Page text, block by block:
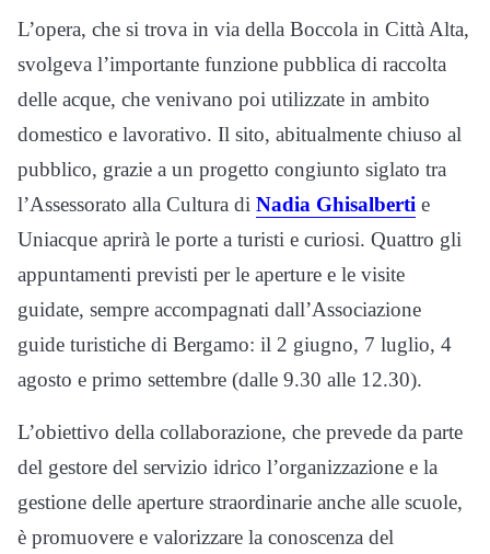
L’opera, che si trova in via della Boccola in Città Alta,
svolgeva l’importante funzione pubblica di raccolta
delle acque, che venivano poi utilizzate in ambito
domestico e lavorativo. Il sito, abitualmente chiuso al
pubblico, grazie a un progetto congiunto siglato tra
l’Assessorato alla Cultura di Nadia Ghisalberti e
Uniacque aprirà le porte a turisti e curiosi. Quattro gli
appuntamenti previsti per le aperture e le visite
guidate, sempre accompagnati dall’Associazione
guide turistiche di Bergamo: il 2 giugno, 7 luglio, 4
agosto e primo settembre (dalle 9.30 alle 12.30).
L’obiettivo della collaborazione, che prevede da parte
del gestore del servizio idrico l’organizzazione e la
gestione delle aperture straordinarie anche alle scuole,
è promuovere e valorizzare la conoscenza del